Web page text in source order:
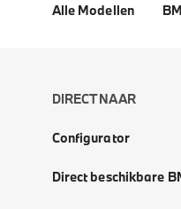
Alle Modellen
DIRECT NAAR
Configurator
Direct beschikbare